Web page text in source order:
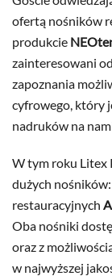
ofertą nośników
produkcie
zainteresowani
zapoznania
cyfrowego, który
nadruków na
W tym roku Litex
dużych
restauracyjnych
Oba nośniki
oraz z
w najwyższej